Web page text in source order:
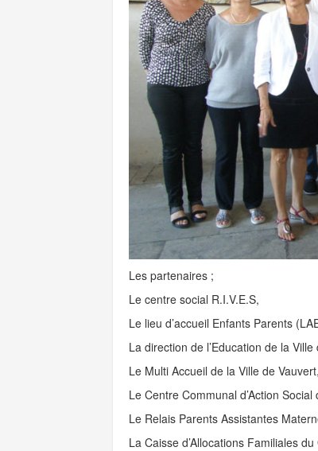
Les partenaires ;
Le centre social R.I.V.E.S,
Le lieu d’accueil Enfants Parents
La direction de l’Education de la Ville
Le Multi Accueil de la Ville de Vauvert,
Le Centre Communal d’Action
Le Relais Parents Assistantes
La Caisse d’Allocations Familiales du